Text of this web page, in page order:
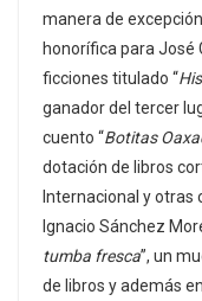
manera de
honorífica para José
ficciones titulado “
ganador del tercer
cuento “Botitas
dotación de libros
Internacional y otras
Ignacio Sánchez
tumba fresca”, un
de libros y además